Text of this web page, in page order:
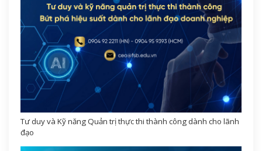
Tư duy và Kỹ năng Quản trị thực thi thành công dành cho lãnh
đạo